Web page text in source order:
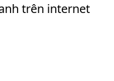
trên internet